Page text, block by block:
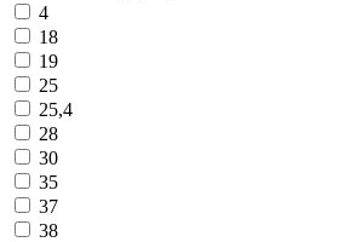
4
18
19
25
25,4
28
30
35
37
38